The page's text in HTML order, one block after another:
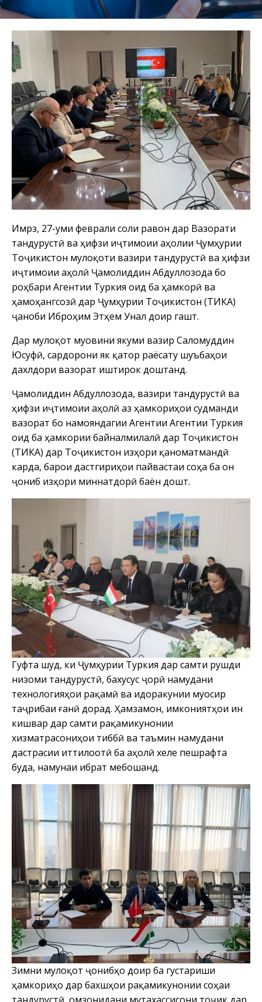
Имрӯз, 27-уми феврали соли равон дар Вазорати
тандурустӣ ва ҳифзи иҷтимоии аҳолии Ҷумҳурии
Тоҷикистон мулоқоти вазири тандурустӣ ва ҳифзи
иҷтимоии аҳолӣ Ҷамолиддин Абдуллозода бо
роҳбари Агентии Туркия оид ба ҳамкорӣ ва
ҳамоҳангсозӣ дар Ҷумҳурии Тоҷикистон (ТИКА)
ҷаноби Иброҳим Этҳем Унал доир гашт.
Дар мулоқот муовини якуми вазир Саломуддин
Юсуфӣ, сардорони як қатор раёсату шуъбаҳои
дахлдори вазорат иштирок доштанд.
Ҷамолиддин Абдуллозода, вазири тандурустӣ ва
ҳифзи иҷтимоии аҳолӣ аз ҳамкориҳои судманди
вазорат бо намояндагии Агентии Агентии Туркия
оид ба ҳамкории байналмилалӣ дар Тоҷикистон
(ТИКА) дар Тоҷикистон изҳори қаноматмандӣ
карда, барои дастгириҳои пайвастаи соҳа ба он
ҷониб изҳори миннатдорӣ баён дошт.
Гуфта шуд, ки Ҷумҳурии Туркия дар самти рушди
низоми тандурустӣ, бахусус ҷорӣ намудани
технологияҳои рақамӣ ва идоракунии муосир
таҷрибаи ғанӣ дорад. Ҳамзамон, имкониятҳои ин
кишвар дар самти рақамикунонии
хизматрасониҳои тиббӣ ва таъмин намудани
дастрасии иттилоотӣ ба аҳолӣ хеле пешрафта
буда, намунаи ибрат мебошанд.
Зимни мулоқот ҷонибҳо доир ба густариши
ҳамкориҳо дар бахшҳои рақамикунонии соҳаи